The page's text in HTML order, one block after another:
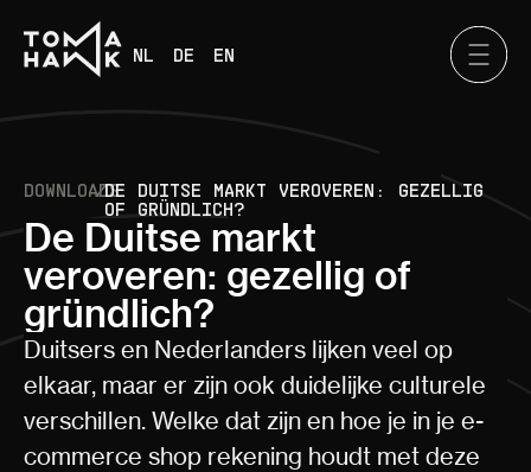
NL DE EN
DOWNLOADS
/DE DUITSE MARKT VEROVEREN: GEZELLIG
OF GRÜNDLICH?
De Duitse markt
veroveren: gezellig of
gründlich?
Duitsers en Nederlanders lijken veel op
elkaar, maar er zijn ook duidelijke culturele
verschillen. Welke dat zijn en hoe je in je e-
commerce shop rekening houdt met deze